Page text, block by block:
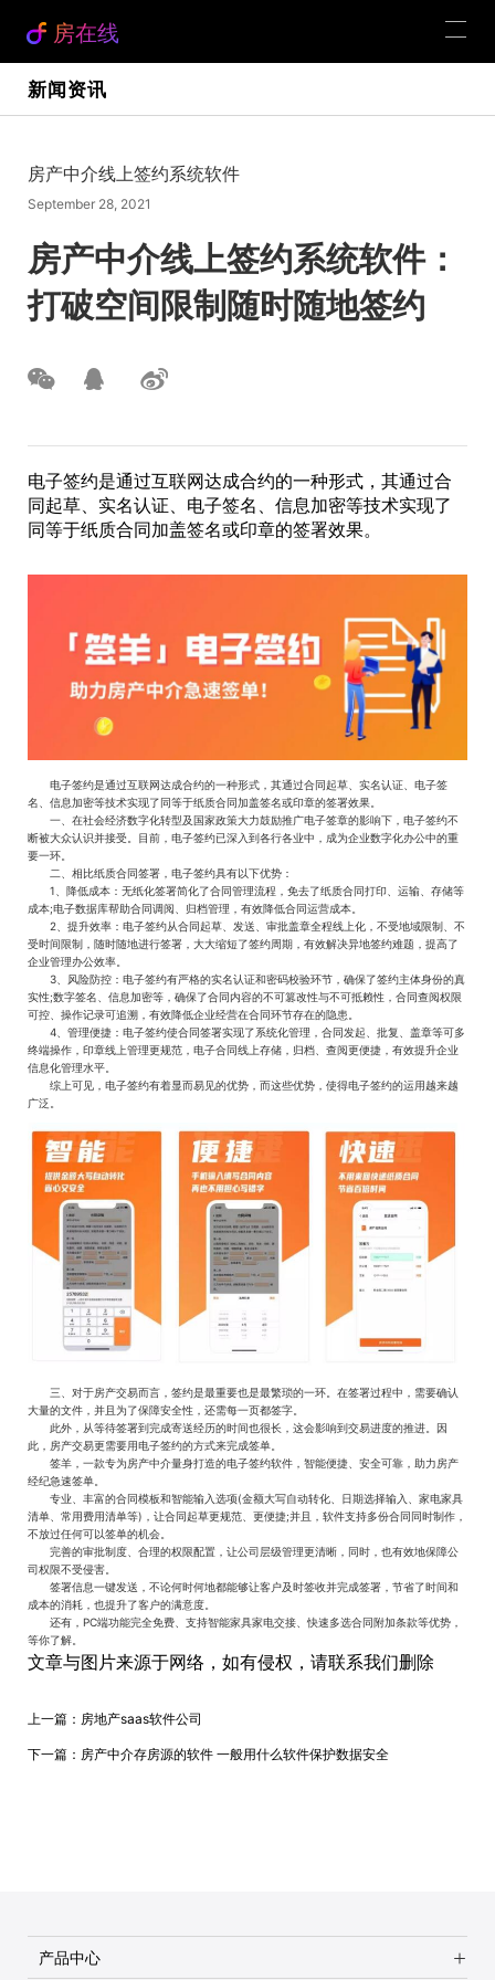
房在线
新闻资讯
房产中介线上签约系统软件
September 28, 2021
房产中介线上签约系统软件：
打破空间限制随时随地签约
电子签约是通过互联网达成合约的一种形式，其通过合
同起草、实名认证、电子签名、信息加密等技术实现了
同等于纸质合同加盖签名或印章的签署效果。
电子签约是通过互联网达成合约的一种形式，其通过合同起草、实名认证、电子签
名、信息加密等技术实现了同等于纸质合同加盖签名或印章的签署效果。
一、在社会经济数字化转型及国家政策大力鼓励推广电子签章的影响下，电子签约不
断被大众认识并接受。目前，电子签约已深入到各行各业中，成为企业数字化办公中的重
要一环。
二、相比纸质合同签署，电子签约具有以下优势：
1、降低成本：无纸化签署简化了合同管理流程，免去了纸质合同打印、运输、存储等
成本;电子数据库帮助合同调阅、归档管理，有效降低合同运营成本。
2、提升效率：电子签约从合同起草、发送、审批盖章全程线上化，不受地域限制、不
受时间限制，随时随地进行签署，大大缩短了签约周期，有效解决异地签约难题，提高了
企业管理办公效率。
3、风险防控：电子签约有严格的实名认证和密码校验环节，确保了签约主体身份的真
实性;数字签名、信息加密等，确保了合同内容的不可篡改性与不可抵赖性，合同查阅权限
可控、操作记录可追溯，有效降低企业经营在合同环节存在的隐患。
4、管理便捷：电子签约使合同签署实现了系统化管理，合同发起、批复、盖章等可多
终端操作，印章线上管理更规范，电子合同线上存储，归档、查阅更便捷，有效提升企业
信息化管理水平。
综上可见，电子签约有着显而易见的优势，而这些优势，使得电子签约的运用越来越
广泛。
三、对于房产交易而言，签约是最重要也是最繁琐的一环。在签署过程中，需要确认
大量的文件，并且为了保障安全性，还需每一页都签字。
此外，从等待签署到完成寄送经历的时间也很长，这会影响到交易进度的推进。因
此，房产交易更需要用电子签约的方式来完成签单。
签羊，一款专为房产中介量身打造的电子签约软件，智能便捷、安全可靠，助力房产
经纪急速签单。
专业、丰富的合同模板和智能输入选项(金额大写自动转化、日期选择输入、家电家具
清单、常用费用清单等)，让合同起草更规范、更便捷;并且，软件支持多份合同同时制作，
不放过任何可以签单的机会。
完善的审批制度、合理的权限配置，让公司层级管理更清晰，同时，也有效地保障公
司权限不受侵害。
签署信息一键发送，不论何时何地都能够让客户及时签收并完成签署，节省了时间和
成本的消耗，也提升了客户的满意度。
还有，PC端功能完全免费、支持智能家具家电交接、快速多选合同附加条款等优势，
等你了解。
文章与图片来源于网络，如有侵权，请联系我们删除
上一篇： 房地产saas软件公司
下一篇： 房产中介存房源的软件 一般用什么软件保护数据安全
产品中心